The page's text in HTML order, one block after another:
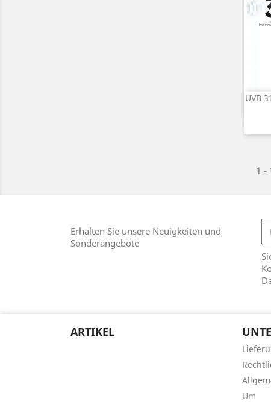
UVB
1 -
Erhalten Sie unsere Neuigkeiten und
Sonderangebote
ARTIKEL
Um